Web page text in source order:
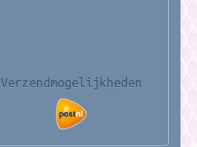
Verzendmogelijkheden